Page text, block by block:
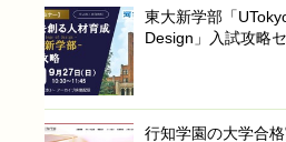
東大新学部「
Design」入試攻略
行知学園の大学合